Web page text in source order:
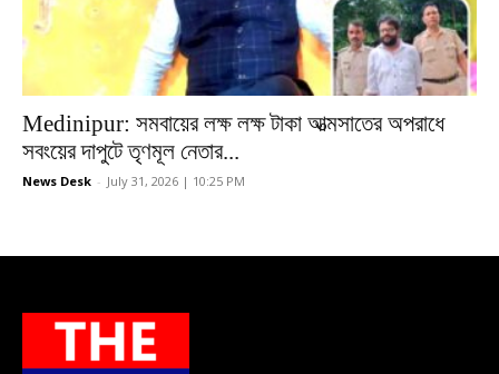
Medinipur: সমবায়ের লক্ষ লক্ষ টাকা আত্মসাতের অপরাধে
সবংয়ের দাপুটে তৃণমূল নেতার...
News Desk - July 31, 2026 | 10:25 PM